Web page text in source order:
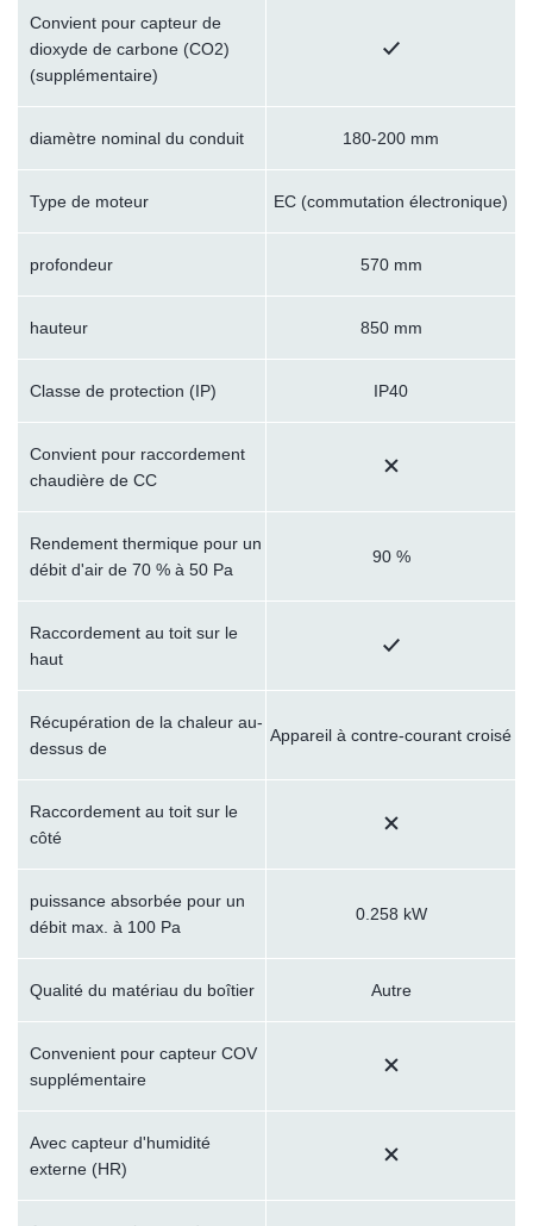
Convient pour capteur de
dioxyde de carbone (CO2)
(supplémentaire)
diamètre nominal du conduit 180-200 mm
Type de moteur EC (commutation électronique)
profondeur 570 mm
hauteur 850 mm
Classe de protection (IP) IP40
Convient pour raccordement
chaudière de CC
Rendement thermique pour un
débit d'air de 70 % à 50 Pa
90 %
Raccordement au toit sur le
haut
Récupération de la chaleur au-
dessus de
Appareil à contre-courant croisé
Raccordement au toit sur le
côté
puissance absorbée pour un
débit max. à 100 Pa
0.258 kW
Qualité du matériau du boîtier Autre
Convenient pour capteur COV
supplémentaire
Avec capteur d'humidité
externe (HR)